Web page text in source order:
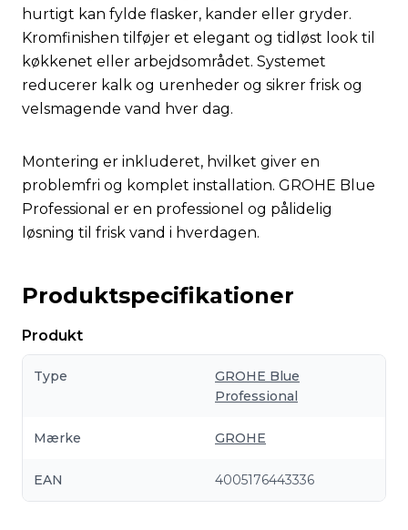
hurtigt kan fylde flasker, kander eller gryder.
Kromfinishen tilføjer et elegant og tidløst look til
køkkenet eller arbejdsområdet. Systemet
reducerer kalk og urenheder og sikrer frisk og
velsmagende vand hver dag.
Montering er inkluderet, hvilket giver en
problemfri og komplet installation. GROHE Blue
Professional er en professionel og pålidelig
løsning til frisk vand i hverdagen.
Produktspecifikationer
Produkt
Type
GROHE Blue
Professional
Mærke GROHE
EAN 4005176443336